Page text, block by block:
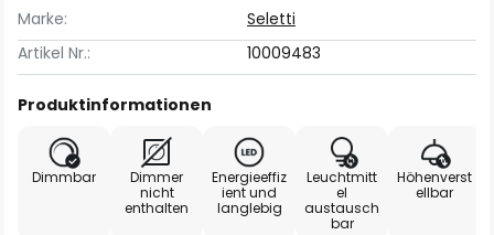
Marke:
Seletti
Artikel Nr.:
10009483
Produktinformationen
Dimmbar
Dimmer
nicht
enthalten
Energieeffiz
ient und
langlebig
Leuchtmitt
el
austausch
bar
Höhenverst
ellbar